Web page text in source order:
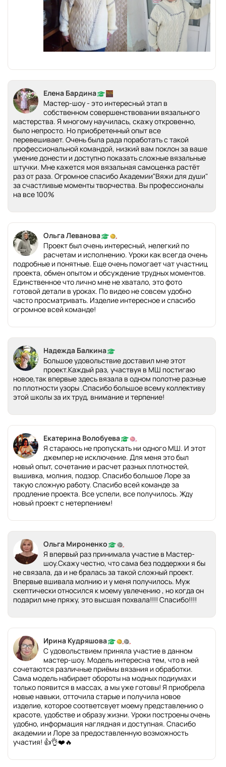
Елена Бардина
Мастер-шоу - это интересный этап в
собственном совершенствовании вязального
мастерства. Я многому научилась, скажу откровенно,
было непросто. Но приобретенный опыт все
перевешивает. Очень была рада поработать с такой
профессиональной командой, низкий вам поклон за ваше
умение донести и доступно показать сложные вязальные
штучки. Мне кажется моя вязальная самоценка растёт
раз от раза. Огромное спасибо Академии"Вяжи для души"
за счастливые моменты творчества. Вы профессионалы
на все 100%
Ольга Леванова
Проект был очень интересный, нелегкий по
расчетам и исполнению. Уроки как всегда очень
подробные и понятные. Еще очень помогает чат участниц
проекта, обмен опытом и обсуждение трудных моментов.
Единственное что лично мне не хватало, это фото
готовой детали в уроках. По видео не совсем удобно
часто просматривать. Изделие интересное и спасибо
огромное всей команде!
Надежда Балкина
Большое удовольствие доставил мне этот
проект.Каждый раз, участвуя в МШ постигаю
новое,так впервые здесь вязала в одном полотне разные
по плотности узоры .Спасибо большое всему коллективу
этой школы за их труд, внимание и терпение!
Екатерина Волобуева
Я стараюсь не пропускать ни одного МШ. И этот
джемпер не исключение. Для меня это был
новый опыт, сочетание и расчет разных плотностей,
вышивка, молния, подзор. Спасибо большое Лоре за
такую сложную работу. Спасибо всей команде за
продление проекта. Все успели, все получилось. Жду
новый проект с нетерпением!
Ольга Мироненко
Я впервый раз принимала участие в Мастер-
шоу.Скажу честно, что сама без поддержки я бы
не связала, да и не бралась за такой сложный проект.
Впервые вшивала молнию и у меня получилось. Муж
скептически относился к моему увлечению , но когда он
подарил мне пряжу, это высшая похвала!!!! Спасибо!!!!
Ирина Кудряшова
С удовольствием приняла участие в данном
мастер-шоу. Модель интересна тем, что в ней
сочетаются различные приёмы вязания и обработки.
Сама модель набирает обороты на модных подиумах и
только появится в массах, а мы уже готовы! Я приобрела
новые навыки, отточила старые и получила новое
изделие, которое соответсвует моему представлению о
красоте, удобстве и образу жизни. Уроки построены очень
удобно, информация наглядная и доступная. Спасибо
академии и Лоре за предоставленную возможность
участия! 👍👌❤️🔥